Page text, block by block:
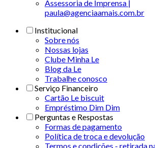
Assessoria de Imprensa |
paula@agenciaamais.com.br
Institucional
Sobre nós
Nossas lojas
Clube Minha Le
Blog da Le
Trabalhe conosco
Serviço Financeiro
Cartão Le biscuit
Empréstimo Dim Dim
Perguntas e Respostas
Formas de pagamento
Política de troca e devolução
Termos e condições - retirada